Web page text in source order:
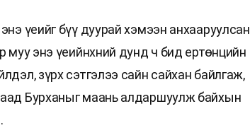
үеийг бүү дуурай хэмээн анхааруулсан
муу энэ үеийнхний дунд ч бид ертөнцийн
зүрх сэтгэлээ сайн сайхан байлгаж,
Бурханыг маань алдаршуулж байхын